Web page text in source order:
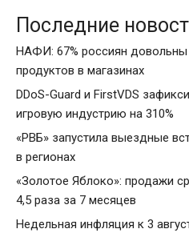
Последние
НАФИ: 67% россиян
продуктов в магазинах
DDoS-Guard и FirstVDS
игровую индустрию на 310%
«РВБ» запустила выездные
в регионах
«Золотое Яблоко»: продажи
4,5 раза за 7 месяцев
Недельная инфляция к 3